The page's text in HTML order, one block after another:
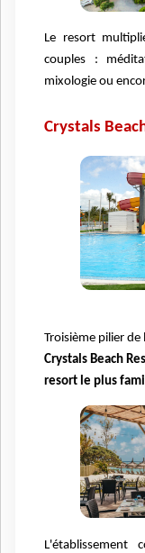
Le resort
couples :
mixologie ou
Crystals
Troisième pilier
Crystals Beach
resort le plus
L'établissement